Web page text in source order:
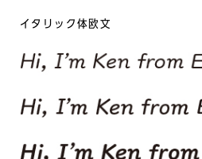
イタリック体欧文